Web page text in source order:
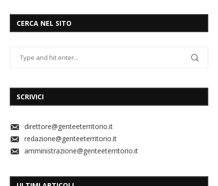
CERCA NEL SITO
SCRIVICI
direttore@genteeterritorio.it
redazione@genteeterritorio.it
amministrazione@genteeterritorio.it